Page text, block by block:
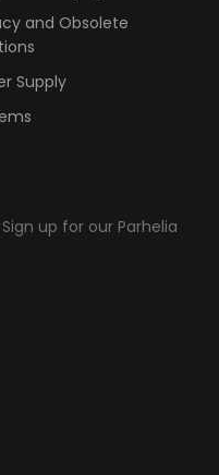
and Obsolete
Supply
up for our Parhelia